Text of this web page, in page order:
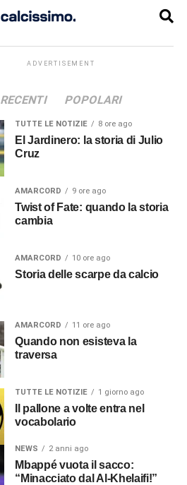
ADVERTISEMENT
RECENTI POPOLARI
TUTTE LE NOTIZIE 8 ore ago
El Jardinero: la storia di Julio
Cruz
AMARCORD 9 ore ago
Twist of Fate: quando la storia
cambia
AMARCORD 10 ore ago
Storia delle scarpe da calcio
AMARCORD 11 ore ago
Quando non esisteva la
traversa
TUTTE LE NOTIZIE 1 giorno ago
Il pallone a volte entra nel
vocabolario
NEWS 2 anni ago
Mbappé vuota il sacco:
“Minacciato dal Al-Khelaifi!”